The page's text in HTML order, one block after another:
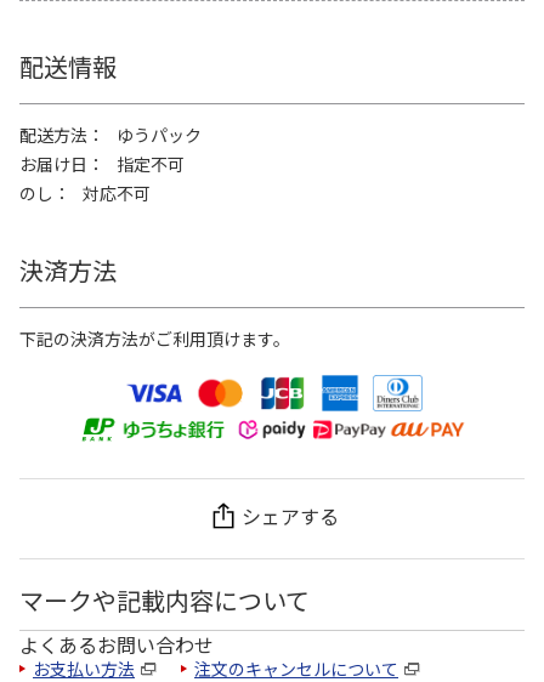
配送情報
配送方法
ゆうパック
お届け日
指定不可
のし
対応不可
決済方法
下記の決済方法がご利用頂けます。
シェアする
マークや記載内容について
よくあるお問い合わせ
お支払い方法 注文のキャンセルについて